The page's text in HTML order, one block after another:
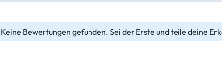
Keine Bewertungen gefunden. Sei der Erste und teile deine